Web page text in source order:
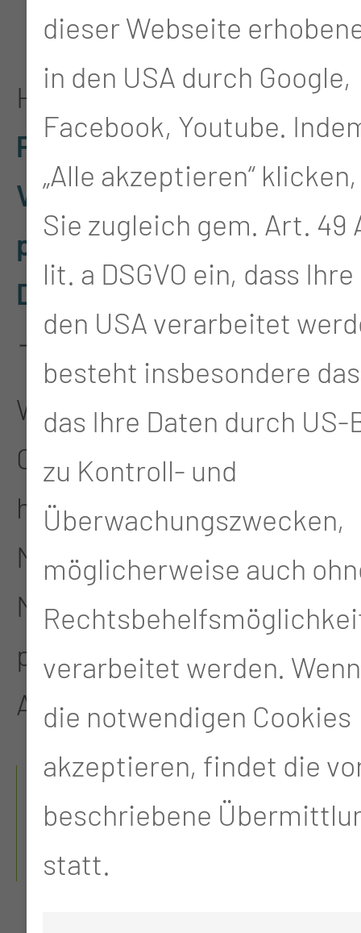
sind Pflichtfelder.
Hier können Sie die
Patienteninformation zur
Verarbeitung
personenbezogener
Daten nach EU-DSGVO
→ einsehen.
Wenn Sie zur
Onlineaufnahme Fragen →
haben, stehen Ihnen die
Mitarbeiterinnen und
Mitarbeiter der Aufnahme
per Mail unter der Online
Anmeldung zur Verfügung.
HIER GELANGEN
SIE DIREKT ZUR
ONLINEAUFNAHME.
dieser Webseite
in den USA durch Google,
Facebook, Youtube.
„Alle akzeptieren“
Sie zugleich gem. Art. 49
lit. a DSGVO ein, dass
den USA verarbeitet
besteht insbesondere
das Ihre Daten durch US-
zu Kontroll- und
Überwachungszwecken,
möglicherweise auch
verarbeitet werden.
die notwendigen Cookies
akzeptieren, findet die
beschriebene
statt.